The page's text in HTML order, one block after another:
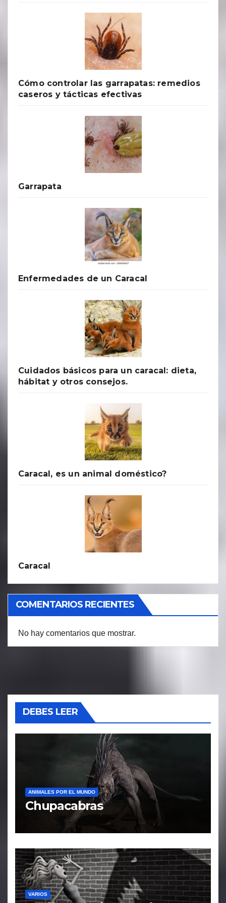
Cómo controlar las garrapatas: remedios
caseros y tácticas efectivas
Garrapata
Enfermedades de un Caracal
Cuidados básicos para un caracal: dieta,
hábitat y otros consejos.
Caracal, es un animal doméstico?
Caracal
COMENTARIOS RECIENTES
No hay comentarios que mostrar.
DEBES LEER
ANIMALES POR EL MUNDO
Chupacabras
VARIOS